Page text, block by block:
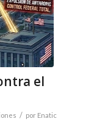
el
/ por Enatic